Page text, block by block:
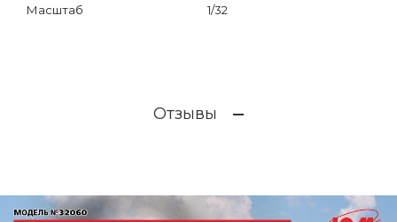
Масштаб 1/32
Отзывы